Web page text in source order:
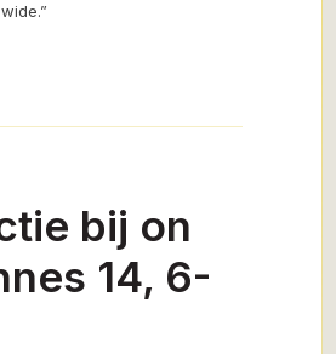
bij on
14, 6-